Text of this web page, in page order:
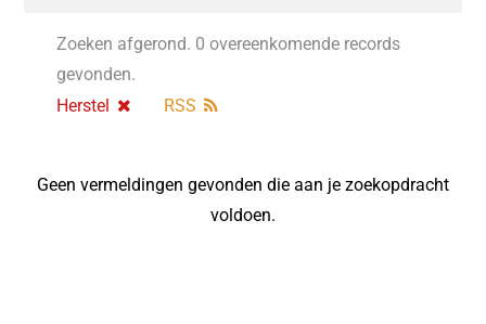
Zoeken afgerond. 0 overeenkomende records
gevonden.
Herstel
RSS
Geen vermeldingen gevonden die aan je zoekopdracht
voldoen.